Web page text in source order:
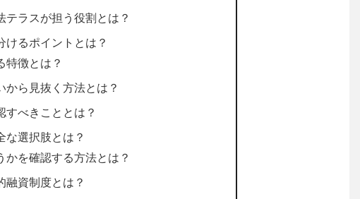
テラスが担う役割とは？
けるポイントとは？
特徴とは？
から見抜く方法とは？
すべきこととは？
な選択肢とは？
かを確認する方法とは？
融資制度とは？